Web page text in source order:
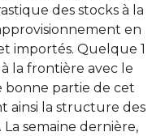
des stocks à la
en
importés. Quelque 1
la frontière avec le
bonne partie de cet
ainsi la structure des
semaine dernière,